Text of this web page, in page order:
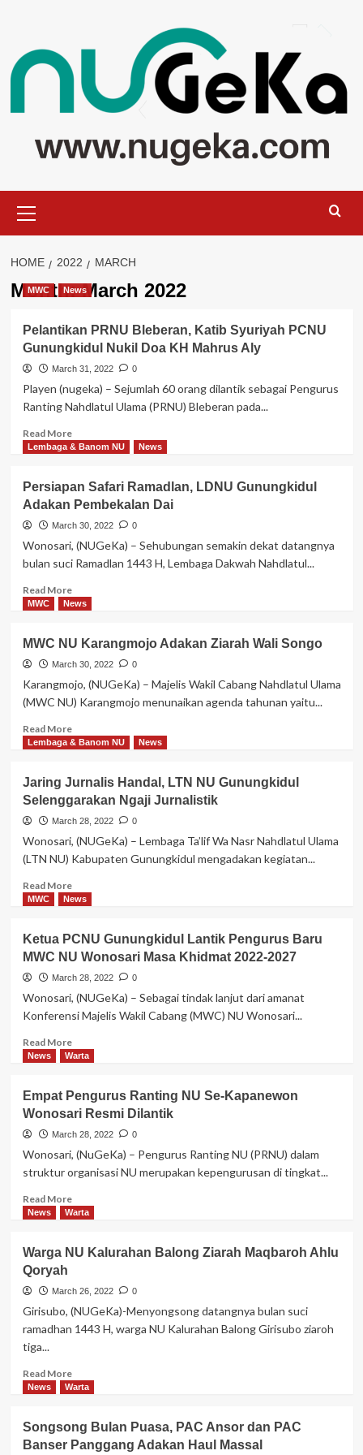
content
Menu
HOME 2022 MARCH
Month:March 2022
MWC News
Pelantikan PRNU Bleberan, Katib Syuriyah PCNU
Gunungkidul Nukil Doa KH Mahrus Aly
March 31, 2022 0
Playen (nugeka) – Sejumlah 60 orang dilantik sebagai Pengurus
Ranting Nahdlatul Ulama (PRNU) Bleberan pada...
Read MoreRead
more
PRNU
Bleberan,
Katib
Syuriyah
PCNU
Gunungkidul
Doa
Aly
Lembaga & Banom NU News
Persiapan Safari Ramadlan, LDNU Gunungkidul
Adakan Pembekalan Dai
March 30, 2022 0
Wonosari, (NUGeKa) – Sehubungan semakin dekat datangnya
bulan suci Ramadlan 1443 H, Lembaga Dakwah Nahdlatul...
Read MoreRead
more
Safari
Ramadlan,
LDNU
Gunungkidul
Adakan
Pembekalan
Dai
MWC News
MWC NU Karangmojo Adakan Ziarah Wali Songo
March 30, 2022 0
Karangmojo, (NUGeKa) – Majelis Wakil Cabang Nahdlatul Ulama
(MWC NU) Karangmojo menunaikan agenda tahunan yaitu...
Read MoreRead
more
NU
Karangmojo
Adakan
Ziarah
Wali
Songo
Lembaga & Banom NU News
Jaring Jurnalis Handal, LTN NU Gunungkidul
Selenggarakan Ngaji Jurnalistik
March 28, 2022 0
Wonosari, (NUGeKa) – Lembaga Ta’lif Wa Nasr Nahdlatul Ulama
(LTN NU) Kabupaten Gunungkidul mengadakan kegiatan...
Read MoreRead
more
Jurnalis
Handal,
LTN
NU
Gunungkidul
Selenggarakan
Jurnalistik
MWC News
Ketua PCNU Gunungkidul Lantik Pengurus Baru
MWC NU Wonosari Masa Khidmat 2022-2027
March 28, 2022 0
Wonosari, (NUGeKa) – Sebagai tindak lanjut dari amanat
Konferensi Majelis Wakil Cabang (MWC) NU Wonosari...
Read MoreRead
more
PCNU
Gunungkidul
Lantik
Pengurus
Baru
MWC
Wonosari
2022-
News Warta
Empat Pengurus Ranting NU Se-Kapanewon
Wonosari Resmi Dilantik
March 28, 2022 0
Wonosari, (NuGeKa) – Pengurus Ranting NU (PRNU) dalam
struktur organisasi NU merupakan kepengurusan di tingkat...
Read MoreRead
more
Pengurus
NU
Se-
Kapanewon
Wonosari
News Warta
Warga NU Kalurahan Balong Ziarah Maqbaroh Ahlu
Qoryah
March 26, 2022 0
Girisubo, (NUGeKa)-Menyongsong datangnya bulan suci
ramadhan 1443 H, warga NU Kalurahan Balong Girisubo ziaroh
tiga...
Read MoreRead
more
NU
Kalurahan
News Warta
Songsong Bulan Puasa, PAC Ansor dan PAC
Banser Panggang Adakan Haul Massal